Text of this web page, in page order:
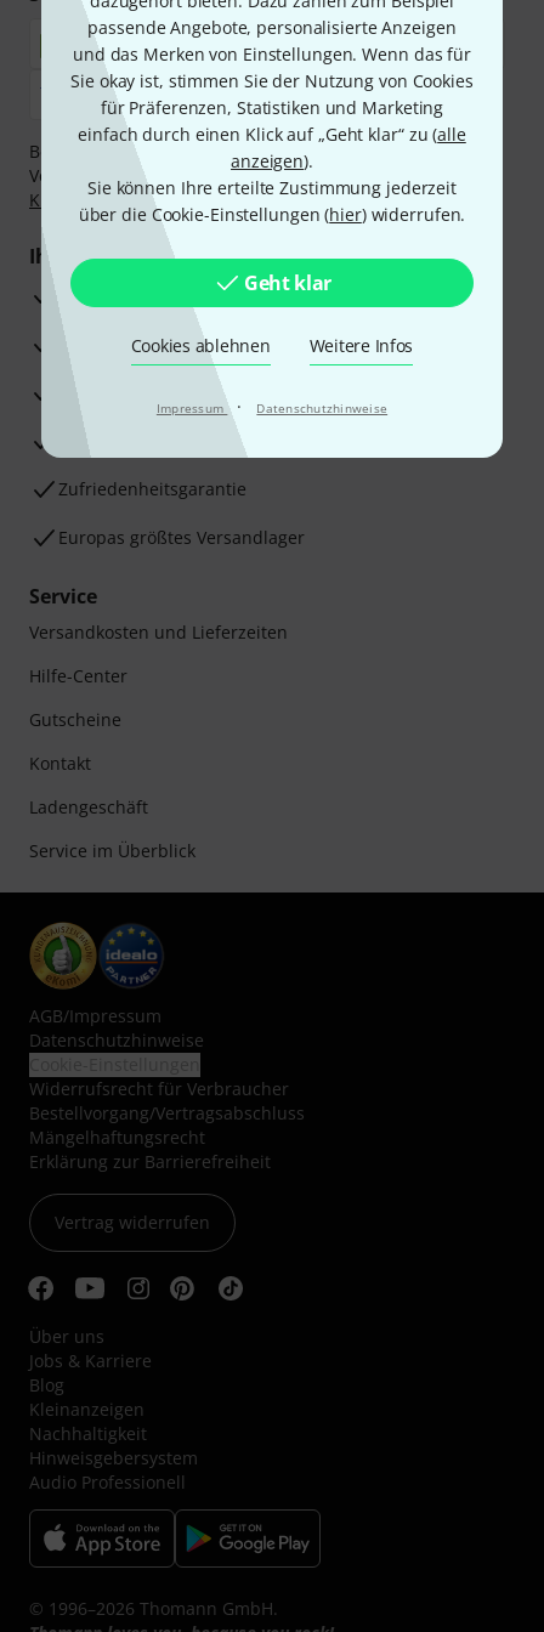
passende Angebote, personalisierte Anzeigen
und das Merken von Einstellungen. Wenn das für
Sie okay ist, stimmen Sie der Nutzung von Cookies
für Präferenzen, Statistiken und Marketing
einfach durch einen Klick auf „Geht klar“ zu (alle
anzeigen).
Sie können Ihre erteilte Zustimmung jederzeit
über die Cookie-Einstellungen (hier) widerrufen.
Geht klar
Cookies ablehnen Weitere Infos
Impressum · Datenschutzhinweise
Bezahlen Sie vertraulich und sicher per Nachnahme,
Vorkasse, PayPal, Amazon Pay,Klarna Sofort bezahlen
Klarna Ratenzahlungoder Kreditkarte.
Ihre Vorteile
3 Jahre Thomann Garantie
30 Tage Money-Back-Garantie
Beratung durch Fachexperten
Zufriedenheitsgarantie
Europas größtes Versandlager
Service
Versandkosten und Lieferzeiten
Hilfe-Center
Gutscheine
Kontakt
Ladengeschäft
Service im Überblick
AGB/Impressum
Datenschutzhinweise
Widerrufsrecht für Verbraucher
Bestellvorgang/Vertragsabschluss
Mängelhaftungsrecht
Erklärung zur Barrierefreiheit
Vertrag widerrufen
Über uns
Jobs & Karriere
Blog
Kleinanzeigen
Nachhaltigkeit
Hinweisgebersystem
Audio Professionell
© 1996–2026 Thomann GmbH.